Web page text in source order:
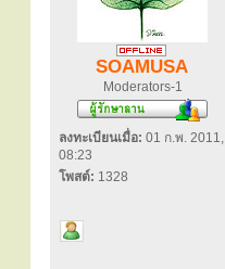
SOAMUSA
Moderators-1
ลงทะเบียนเมื่อ: 01 ก.พ. 2011,
08:23
โพสต์: 1328